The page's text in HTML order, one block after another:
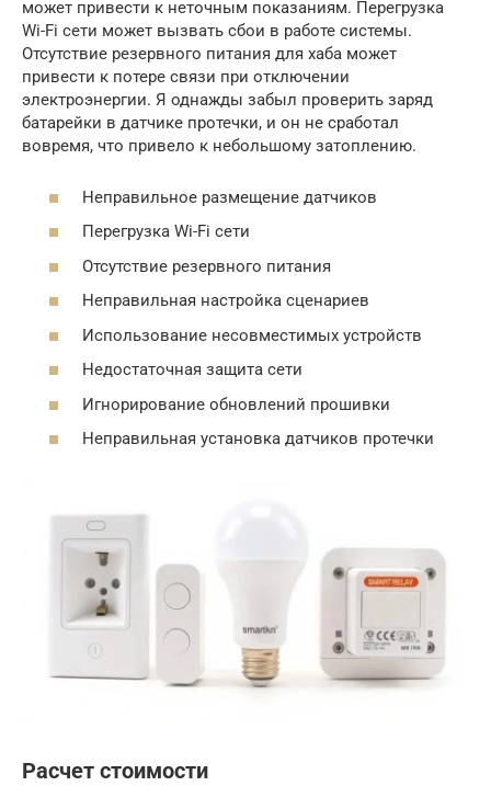
может привести к неточным показаниям. Перегрузка
Wi-Fi сети может вызвать сбои в работе системы.
Отсутствие резервного питания для хаба может
привести к потере связи при отключении
электроэнергии. Я однажды забыл проверить заряд
батарейки в датчике протечки, и он не сработал
вовремя, что привело к небольшому затоплению.
Неправильное размещение датчиков
Перегрузка Wi-Fi сети
Отсутствие резервного питания
Неправильная настройка сценариев
Использование несовместимых устройств
Недостаточная защита сети
Игнорирование обновлений прошивки
Неправильная установка датчиков протечки
Расчет стоимости